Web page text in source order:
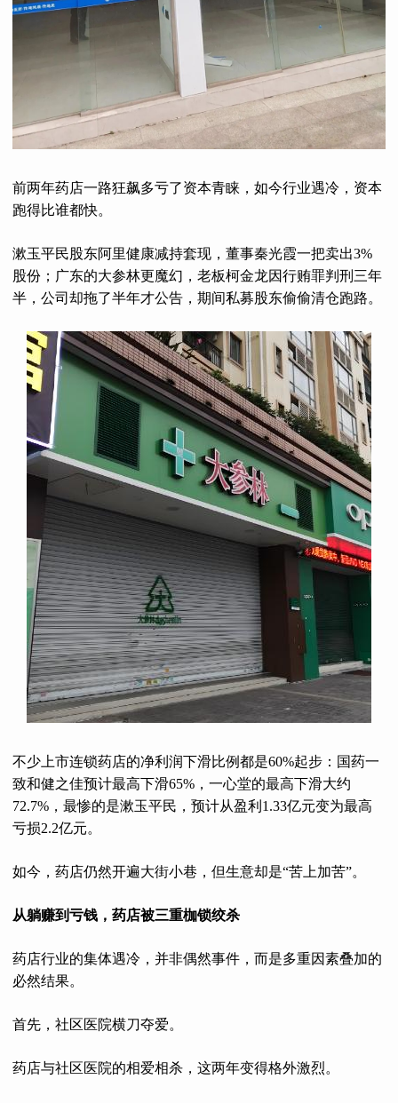
前两年药店一路狂飙多亏了资本青睐，如今行业遇冷，资本
跑得比谁都快。
漱玉平民股东阿里健康减持套现，董事秦光霞一把卖出3%
股份；广东的大参林更魔幻，老板柯金龙因行贿罪判刑三年
半，公司却拖了半年才公告，期间私募股东偷偷清仓跑路。
不少上市连锁药店的净利润下滑比例都是60%起步：国药一
致和健之佳预计最高下滑65%，一心堂的最高下滑大约
72.7%，最惨的是漱玉平民，预计从盈利1.33亿元变为最高
亏损2.2亿元。
如今，药店仍然开遍大街小巷，但生意却是“苦上加苦”。
从躺赚到亏钱，药店被三重枷锁绞杀
药店行业的集体遇冷，并非偶然事件，而是多重因素叠加的
必然结果。
首先，社区医院横刀夺爱。
药店与社区医院的相爱相杀，这两年变得格外激烈。